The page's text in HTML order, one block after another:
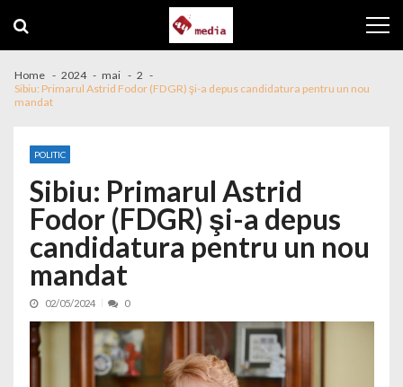
Home 2024 mai
2
Sibiu: Primarul Astrid Fodor (FDGR) şi-a depus candidatura pentru un nou
mandat
POLITIC
Sibiu: Primarul Astrid
Fodor (FDGR) şi-a depus
candidatura pentru un nou
mandat
02/05/2024 0